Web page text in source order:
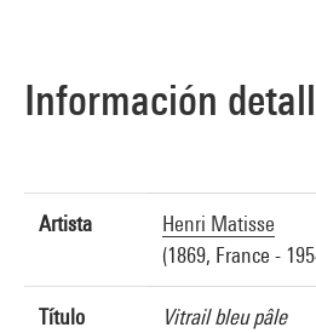
Información
Artista
Henri Matisse
(1869, France -
Título
Vitrail bleu pâle